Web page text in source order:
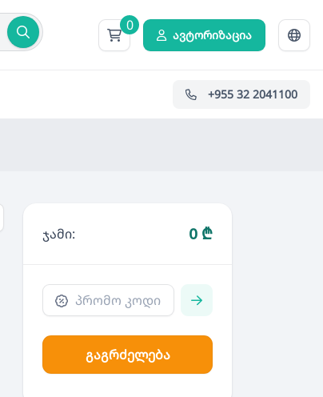
0
ავტორიზაცია
+955 32 2041100
ჯამი: 0 ₾
გაგრძელება